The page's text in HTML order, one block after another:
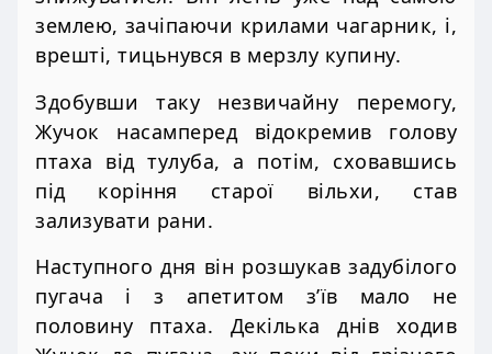
землею, зачіпаючи крилами чагарник, і,
врешті, тицьнувся в мерзлу купину.
Здобувши таку незвичайну перемогу,
Жучок насамперед відокремив голову
птаха від тулуба, а потім, сховавшись
під коріння старої вільхи, став
зализувати рани.
Наступного дня він розшукав задубілого
пугача і з апетитом з’їв мало не
половину птаха. Декілька днів ходив